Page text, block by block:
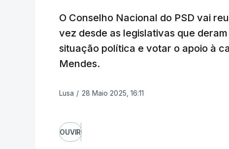
O Conselho Nacional do PSD vai
vez desde as legislativas que
situação política e votar o apoio à
Mendes.
Lusa / 28 Maio 2025, 16:11
OUVIR